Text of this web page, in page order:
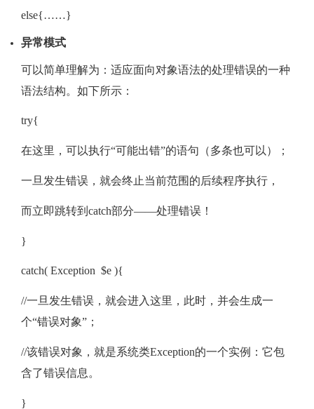
else{……}
异常模式
可以简单理解为：适应面向对象语法的处理错误的一种
语法结构。如下所示：
try{
在这里，可以执行“可能出错”的语句（多条也可以）；
一旦发生错误，就会终止当前范围的后续程序执行，
而立即跳转到catch部分——处理错误！
}
catch( Exception $e ){
//一旦发生错误，就会进入这里，此时，并会生成一
个“错误对象”；
//该错误对象，就是系统类Exception的一个实例：它包
含了错误信息。
}